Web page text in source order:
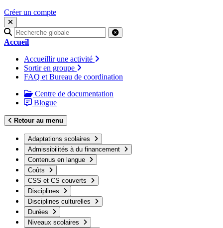
Créer un compte
Recherche
pour
Accueil
Accueillir une activité
Sortir en groupe
FAQ et Bureau de coordination
Centre de documentation
Blogue
Retour au menu
Adaptations scolaires
Admissibilités à du financement
Contenus en langue
Coûts
CSS et CS couverts
Disciplines
Disciplines culturelles
Durées
Niveaux scolaires